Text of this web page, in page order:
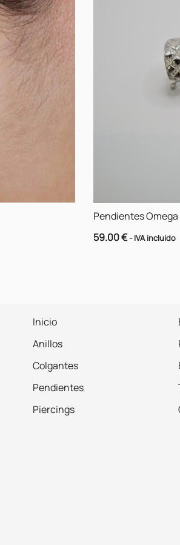
Pendientes Omega
59.00€- IVA incluido
Inicio
Anillos
Colgantes
Pendientes
Piercings